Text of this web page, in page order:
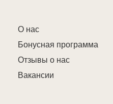
О нас
Бонусная программа
Отзывы о нас
Вакансии